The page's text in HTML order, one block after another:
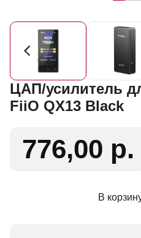
ЦАП/усилитель
FiiO QX13 Black
776,00 р.
В